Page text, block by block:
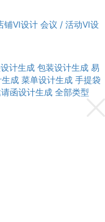
铺VI设计 会议 / 活动VI设
计生成 包装设计生成 易
生成 菜单设计生成 手提袋
函设计生成 全部类型